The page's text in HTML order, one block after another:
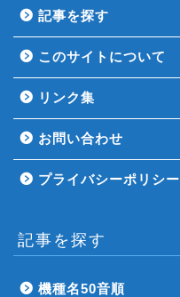
記事を探す
このサイトについて
リンク集
お問い合わせ
プライバシーポリシー
記事を探す
機種名50音順